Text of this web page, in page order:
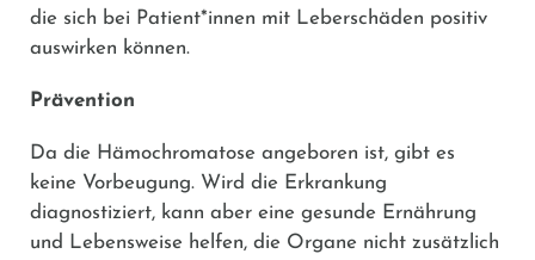
die sich bei Patient*innen mit Leberschäden positiv
auswirken können.
Prävention
Da die Hämochromatose angeboren ist, gibt es
keine Vorbeugung. Wird die Erkrankung
diagnostiziert, kann aber eine gesunde Ernährung
und Lebensweise helfen, die Organe nicht zusätzlich